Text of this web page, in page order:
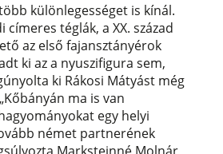
különlegességet is kínál.
címeres téglák, a XX. század
az első fajansztányérok
ki az a nyuszifigura sem,
ki Rákosi Mátyást még
ma is van
egy helyi
német partnerének